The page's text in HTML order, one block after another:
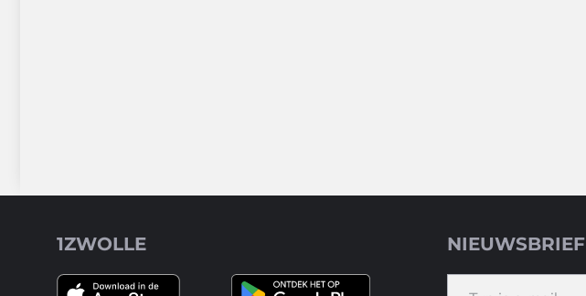
1ZWOLLE NIEUWSBRIEF
Typ je e-mail...